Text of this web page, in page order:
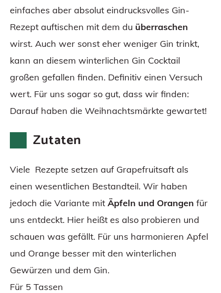
einfaches aber absolut eindrucksvolles Gin-
Rezept auftischen mit dem du überraschen
wirst. Auch wer sonst eher weniger Gin trinkt,
kann an diesem winterlichen Gin Cocktail
großen gefallen finden. Definitiv einen Versuch
wert. Für uns sogar so gut, dass wir finden:
Darauf haben die Weihnachtsmärkte gewartet!
Zutaten
Viele Rezepte setzen auf Grapefruitsaft als
einen wesentlichen Bestandteil. Wir haben
jedoch die Variante mit Äpfeln und Orangen für
uns entdeckt. Hier heißt es also probieren und
schauen was gefällt. Für uns harmonieren Apfel
und Orange besser mit den winterlichen
Gewürzen und dem Gin.
Für 5 Tassen